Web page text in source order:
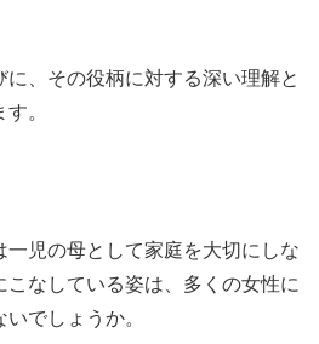
、その役柄に対する深い理解と
。
一児の母として家庭を大切にしな
なしている姿は、多くの女性に
でしょうか。​